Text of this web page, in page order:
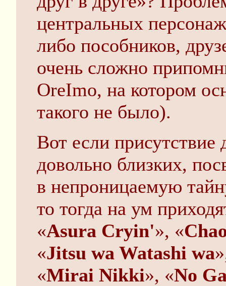
центральных
либо пособников,
очень сложно
OreImo, на котором
такого не было).
Вот если присутствие
довольно близких,
в непроницаемую
то тогда на ум
«Asura Cryin'», «
«Jitsu wa Watashi wa
«Mirai Nikki», «No